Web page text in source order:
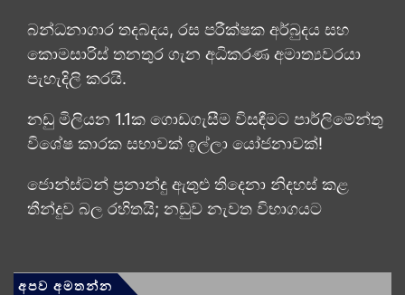
බන්ධනාගාර තදබදය, රස පරීක්ෂක අර්බුදය සහ
කොමසාරිස් තනතුර ගැන අධිකරණ අමාත්‍යවරයා
පැහැදිලි කරයි.
නඩු මිලියන 1.1ක ගොඩගැසීම විසඳීමට පාර්ලිමේන්තු
විශේෂ කාරක සභාවක් ඉල්ලා යෝජනාවක්!
ජොන්ස්ටන් ප්‍රනාන්දු ඇතුළු තිදෙනා නිදහස් කළ
තීන්දුව බල රහිතයි; නඩුව නැවත විභාගයට
අපව අමතන්න